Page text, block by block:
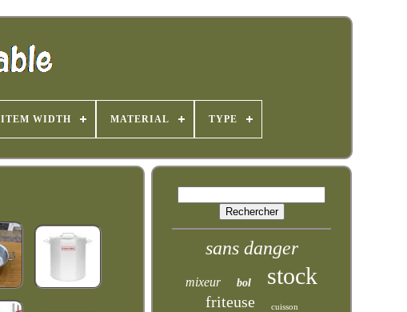
ITEM WIDTH MATERIAL TYPE
sans danger
mixeur bol stock
friteuse cuisson